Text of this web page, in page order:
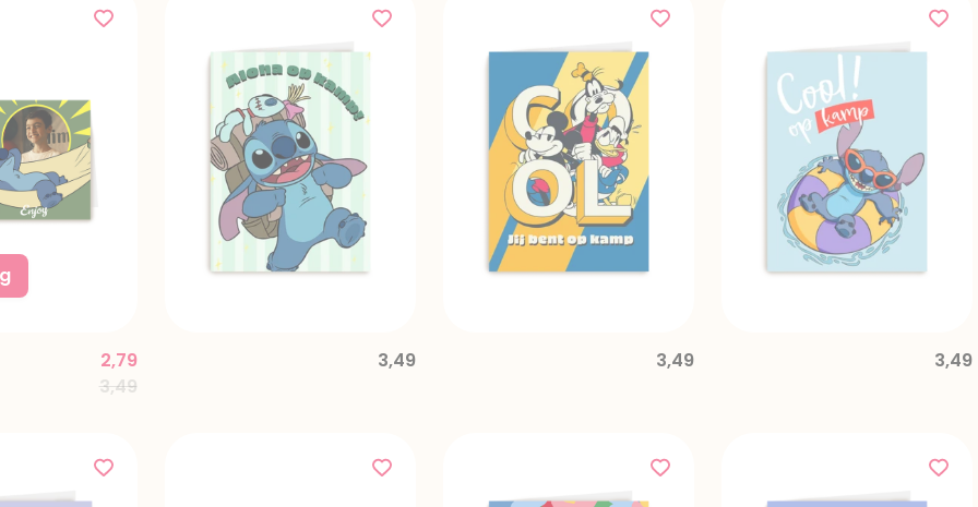
Price reduced from
3,49to
2,79 3,49 3,49 3,49